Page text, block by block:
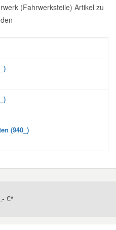
(Fahrwerksteile) Artikel zu
(940_)
€*